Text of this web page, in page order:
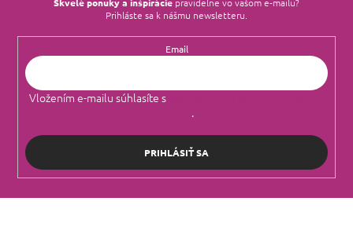
Prihláste sa k nášmu newsletteru.
Email
Vložením e-mailu súhlasíte s
.
PRIHLÁSIŤ SA